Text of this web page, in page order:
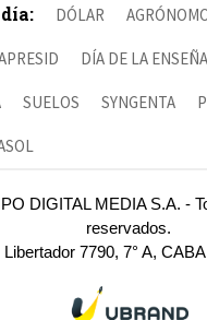
DÓLAR
DÍA DE LA
SUELOS SYNGENTA
DIGITAL MEDIA S.A. -
reservados.
Libertador 7790, 7° A,